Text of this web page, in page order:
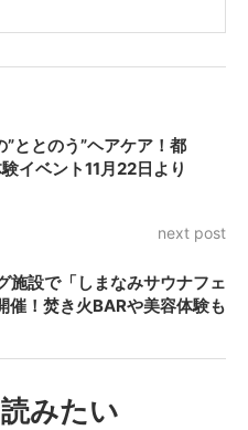
ととのう”ヘアケア！都
イベント11月22日より
next post
施設で「しまなみサウナフェ
催！焚き火BARや美容体験も
みたい